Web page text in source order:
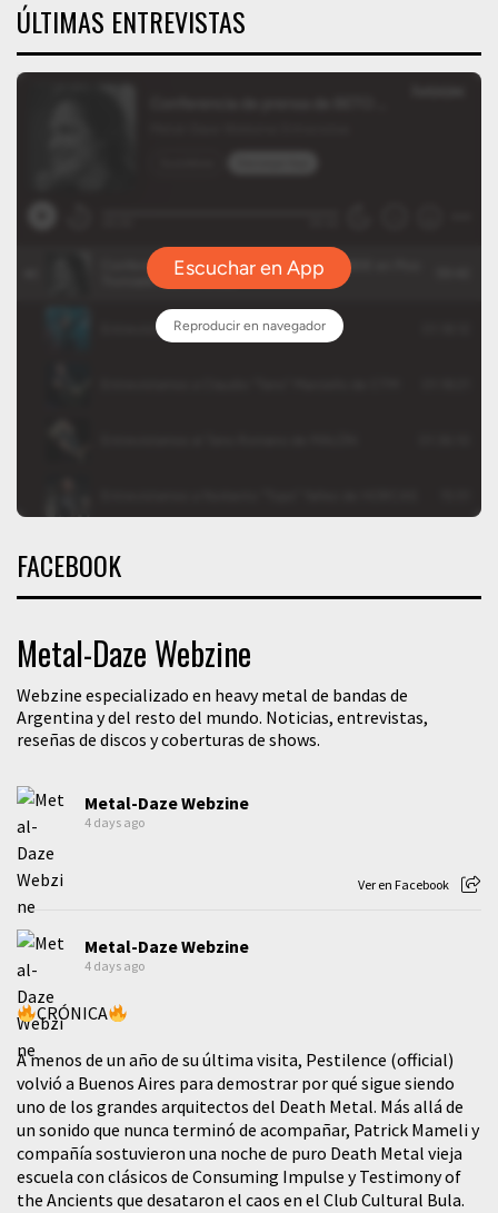
ÚLTIMAS ENTREVISTAS
FACEBOOK
Metal-Daze Webzine
Webzine especializado en heavy metal de bandas de
Argentina y del resto del mundo. Noticias, entrevistas,
reseñas de discos y coberturas de shows.
Metal-Daze Webzine
4 days ago
Ver en Facebook
Metal-Daze Webzine
4 days ago
CRÓNICA
A menos de un año de su última visita, Pestilence (official)
volvió a Buenos Aires para demostrar por qué sigue siendo
uno de los grandes arquitectos del Death Metal. Más allá de
un sonido que nunca terminó de acompañar, Patrick Mameli y
compañía sostuvieron una noche de puro Death Metal vieja
escuela con clásicos de Consuming Impulse y Testimony of
the Ancients que desataron el caos en el Club Cultural Bula.